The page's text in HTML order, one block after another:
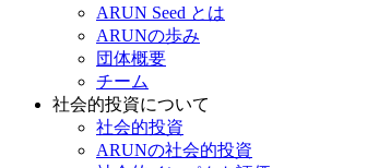
ARUN Seed とは
ARUNの歩み
団体概要
チーム
社会的投資について
社会的投資
ARUNの社会的投資